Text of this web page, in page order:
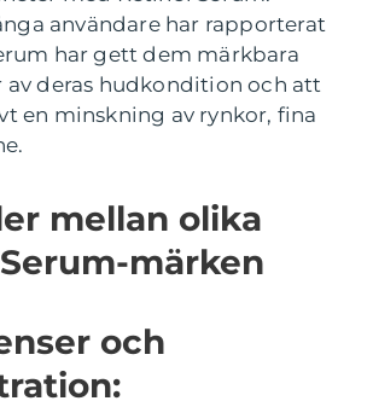
användare har rapporterat
har gett dem märkbara
deras hudkondition och att
en minskning av rynkor, fina
mellan olika
märken
och